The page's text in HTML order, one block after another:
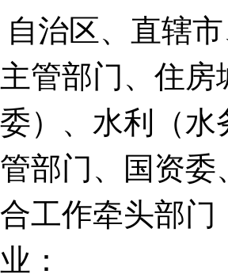
治区、直辖
管部门、住
委）、水利（
部门、国资
工作牵头部
：